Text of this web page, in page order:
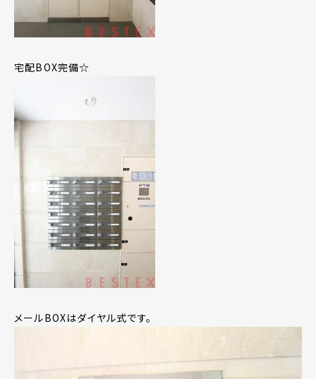
宅配BOX完備☆
メールBOXはダイヤル式です。